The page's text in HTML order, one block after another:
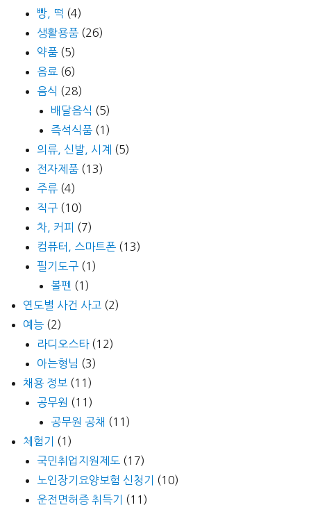
빵, 떡 (4)
생활용품 (26)
약품 (5)
음료 (6)
음식 (28)
배달음식 (5)
즉석식품 (1)
의류, 신발, 시계 (5)
전자제품 (13)
주류 (4)
직구 (10)
차, 커피 (7)
컴퓨터, 스마트폰 (13)
필기도구 (1)
볼펜 (1)
연도별 사건 사고 (2)
예능 (2)
라디오스타(12)
아는형님 (3)
채용 정보 (11)
공무원 (11)
공무원 공채 (11)
체험기
(1)
국민취업지원제도 (17)
노인장기요양보험 신청기
(10)
운전면허증 취득기
(11)